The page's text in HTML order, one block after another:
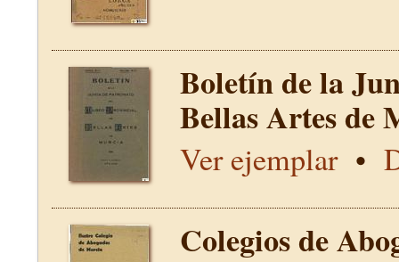
Boletín de la
Bellas Artes
Ver ejemplar•
Colegios de